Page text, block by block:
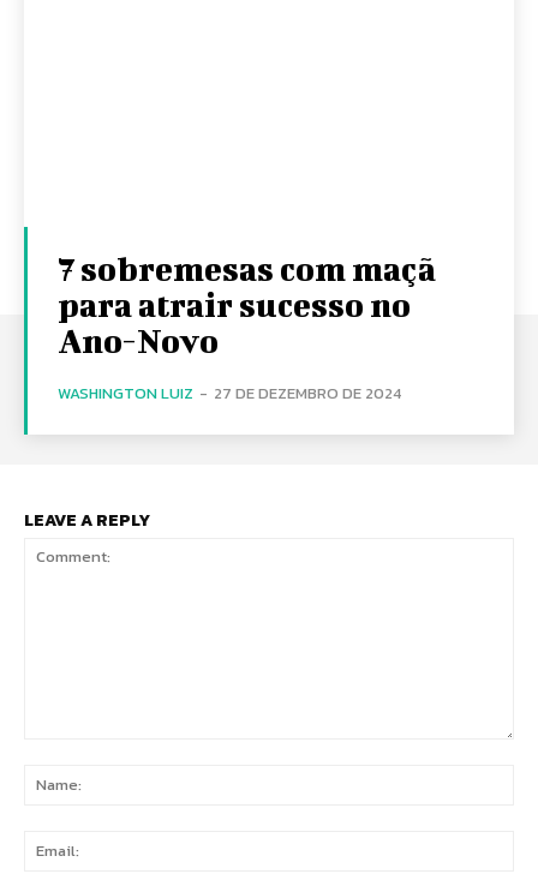
7 sobremesas com maçã
para atrair sucesso no
Ano-Novo
WASHINGTON LUIZ - 27 DE DEZEMBRO DE 2024
LEAVE A REPLY